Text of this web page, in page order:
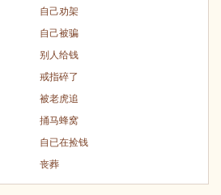
自己劝架
自己被骗
别人给钱
戒指碎了
被老虎追
捅马蜂窝
自已在捡钱
丧葬